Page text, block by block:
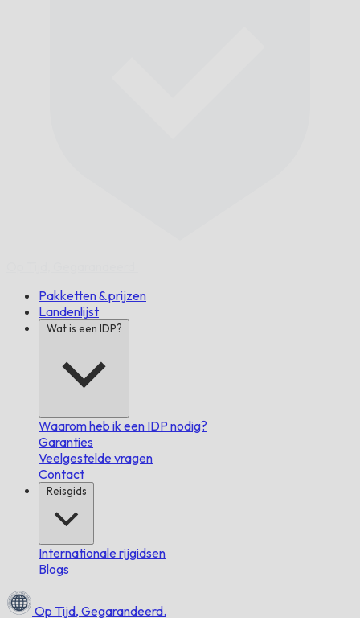
Pakketten & prijzen
Landenlijst
Wat is een IDP?
Waarom heb ik een IDP nodig?
Garanties
Veelgestelde vragen
Contact
Reisgids
Internationale rijgidsen
Blogs
Op Tijd, Gegarandeerd.